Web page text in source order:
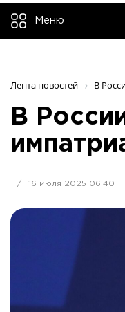
Меню
Лента новостей В
В
/ 16 июля 2025 06:40